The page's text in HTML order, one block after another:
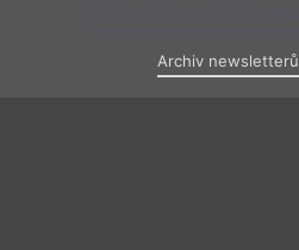
Archiv newsletterů